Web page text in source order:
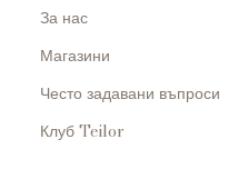
За нас
Магазини
Често задавани въпроси
Клуб Teilor